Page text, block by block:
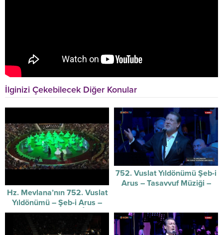
İlginizi Çekebilecek Diğer Konular
Hz. Mevlana’nın 752. Vuslat
Yıldönümü – Şeb-i Arus –
Sûzidilârâ Mevlevî Âyin-i
Şerif’i
752. Vuslat Yıldönümü Şeb-i
Arus – Tasavvuf Müziği –